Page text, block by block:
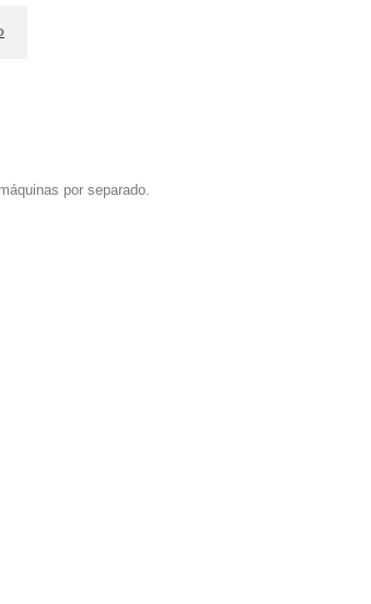
por separado.